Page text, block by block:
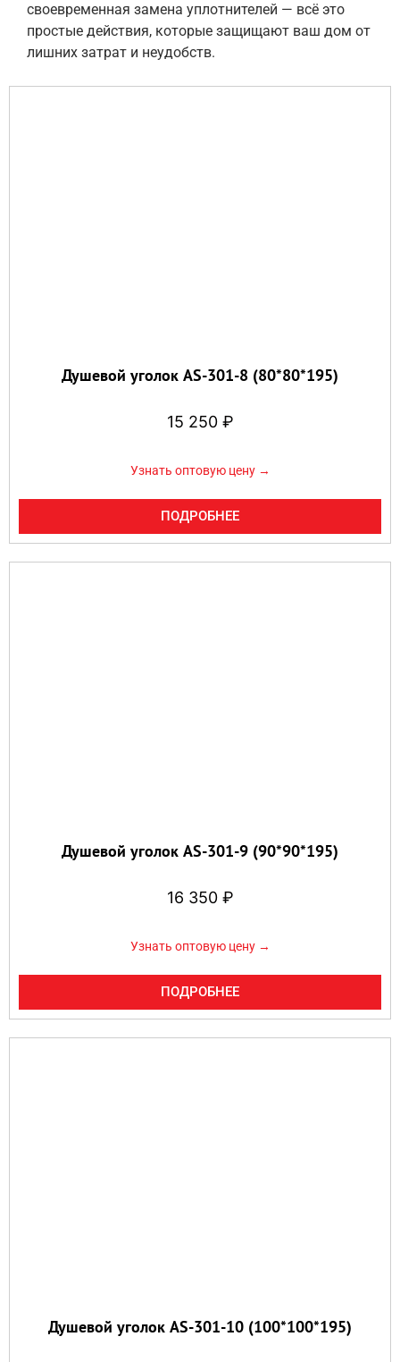
своевременная замена уплотнителей — всё это
простые действия, которые защищают ваш дом от
лишних затрат и неудобств.
Душевой уголок AS-301-8 (80*80*195)
15 250 ₽
Узнать оптовую цену →
ПОДРОБНЕЕ
Душевой уголок AS-301-9 (90*90*195)
16 350 ₽
Узнать оптовую цену →
ПОДРОБНЕЕ
Душевой уголок AS-301-10 (100*100*195)